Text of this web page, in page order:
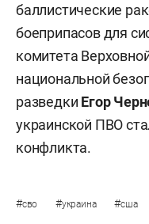
баллистические
боеприпасов для
комитета
национальной
разведки Егор
украинской ПВО
конфликта.
#сво #украина #сша